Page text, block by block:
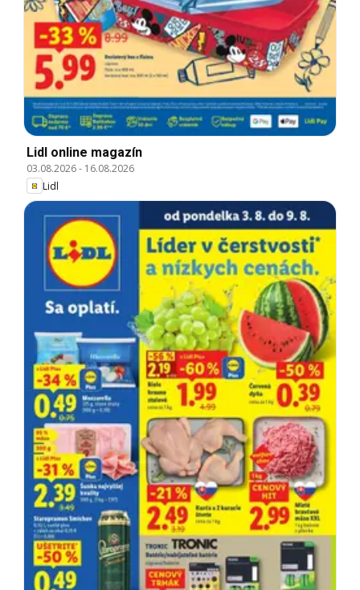
Lidl online magazín
03.08.2026- 16.08.2026
Lidl